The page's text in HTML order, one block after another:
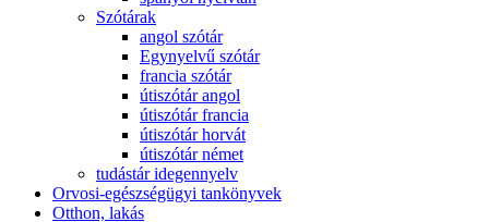
Szótárak
angol szótár
Egynyelvű szótár
francia szótár
útiszótár angol
útiszótár francia
útiszótár horvát
útiszótár német
tudástár idegennyelv
Orvosi-egészségügyi tankönyvek
Otthon, lakás